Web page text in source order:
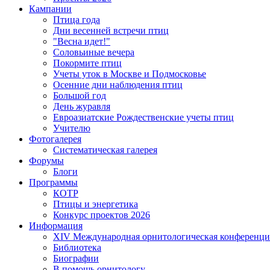
Кампании
Птица года
Дни весенней встречи птиц
"Весна идет!"
Соловьиные вечера
Покормите птиц
Учеты уток в Москве и Подмосковье
Осенние дни наблюдения птиц
Большой год
День журавля
Евроазиатские Рождественские учеты птиц
Учителю
Фотогалерея
Систематическая галерея
Форумы
Блоги
Программы
КОТР
Птицы и энергетика
Конкурс проектов 2026
Информация
XIV Международная орнитологическая
Библиотека
Биографии